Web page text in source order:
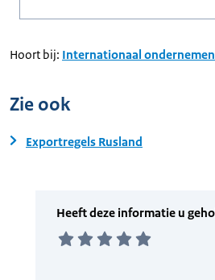
Hoort bij: Internationaal ondernemen
Zie ook
Exportregels Rusland